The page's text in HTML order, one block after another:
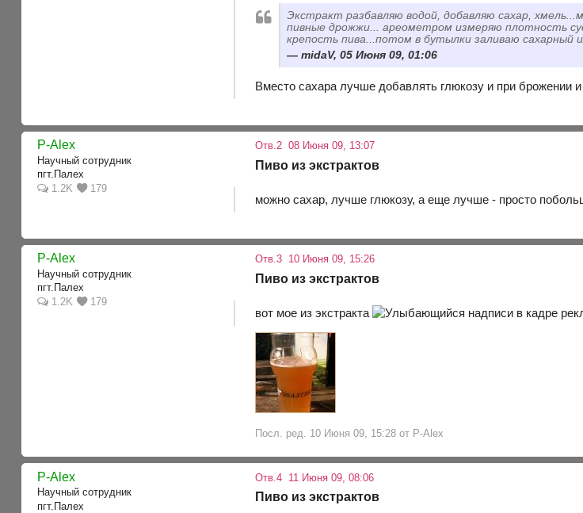
Экстракт разбавляю водой, добавляю сахар,
пивные дрожжи... ареометром измеряю плотность
крепость пива...потом в бутылки заливаю сахарный
midaV, 05 Июня 09, 01:06
Вместо сахара лучше добавлять глюкозу и при брожении
P-Alex
Научный сотрудник
пгт.Палех
1.2K
179
Отв.2 08 Июня 09, 13:07
Пиво из экстрактов
можно сахар, лучше глюкозу, а еще лучше - просто
P-Alex
Научный сотрудник
пгт.Палех
1.2K
179
Отв.3 10 Июня 09, 15:26
Пиво из экстрактов
вот мое из экстракта надписи в кадре
Посл. ред. 10 Июня 09, 15:28 от P-Alex
P-Alex
Научный сотрудник
пгт.Палех
Отв.4 11 Июня 09, 08:06
Пиво из экстрактов